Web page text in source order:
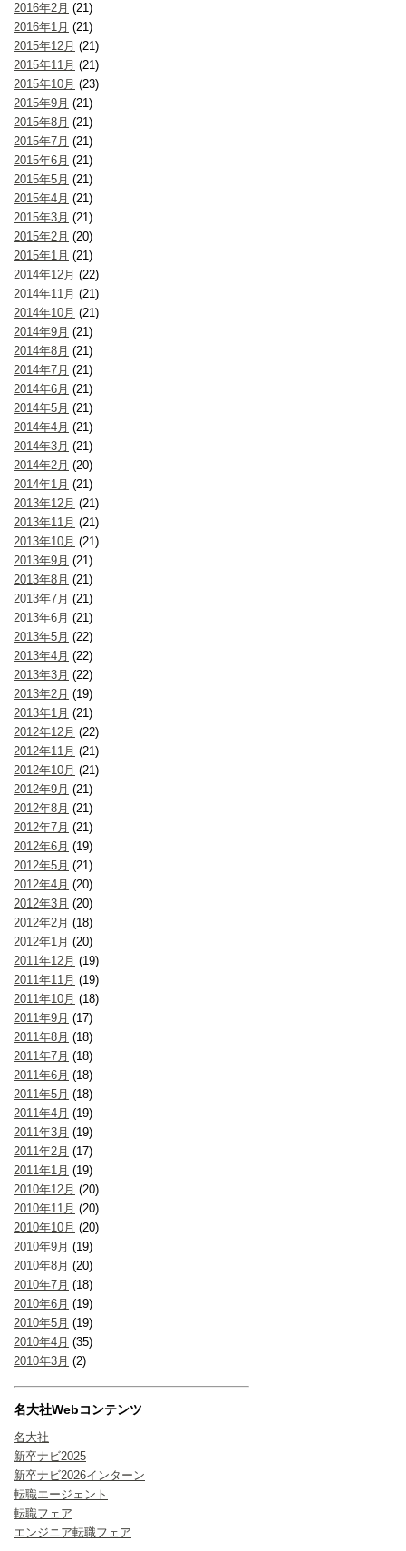
2016年2月 (21)
2016年1月 (21)
2015年12月 (21)
2015年11月 (21)
2015年10月 (23)
2015年9月 (21)
2015年8月 (21)
2015年7月 (21)
2015年6月 (21)
2015年5月 (21)
2015年4月 (21)
2015年3月 (21)
2015年2月 (20)
2015年1月 (21)
2014年12月 (22)
2014年11月 (21)
2014年10月 (21)
2014年9月 (21)
2014年8月 (21)
2014年7月 (21)
2014年6月 (21)
2014年5月 (21)
2014年4月 (21)
2014年3月 (21)
2014年2月 (20)
2014年1月 (21)
2013年12月 (21)
2013年11月 (21)
2013年10月 (21)
2013年9月 (21)
2013年8月 (21)
2013年7月 (21)
2013年6月 (21)
2013年5月 (22)
2013年4月 (22)
2013年3月 (22)
2013年2月 (19)
2013年1月 (21)
2012年12月 (22)
2012年11月 (21)
2012年10月 (21)
2012年9月 (21)
2012年8月 (21)
2012年7月 (21)
2012年6月 (19)
2012年5月 (21)
2012年4月 (20)
2012年3月 (20)
2012年2月 (18)
2012年1月 (20)
2011年12月 (19)
2011年11月 (19)
2011年10月 (18)
2011年9月 (17)
2011年8月 (18)
2011年7月 (18)
2011年6月 (18)
2011年5月 (18)
2011年4月 (19)
2011年3月 (19)
2011年2月 (17)
2011年1月 (19)
2010年12月 (20)
2010年11月 (20)
2010年10月 (20)
2010年9月 (19)
2010年8月 (20)
2010年7月 (18)
2010年6月 (19)
2010年5月 (19)
2010年4月 (35)
2010年3月 (2)
名大社Webコンテンツ
名大社
新卒ナビ2025
新卒ナビ2026インターン
転職エージェント
転職フェア
エンジニア転職フェア